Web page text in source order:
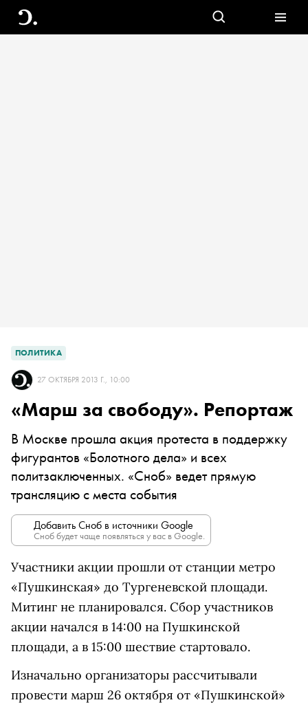
ПОЛИТИКА
27 ОКТЯБРЯ 2013 Г., 10:00
«Марш за свободу». Репортаж
В Москве прошла акция протеста в поддержку
фигурантов «Болотного дела» и всех
политзаключенных. «Сноб» ведет прямую
трансляцию с места события
Добавить Сноб в источники Google
Сноб будет чаще появляться у вас в Google.
Участники акции прошли от станции метро
«Пушкинская» до Тургеневской площади.
Митинг не планировался. Сбор участников
акции начался в 14:00 на Пушкинской
площади, а в 15:00 шествие стартовало.
Изначально организаторы рассчитывали
провести марш 26 октября от «Пушкинской»